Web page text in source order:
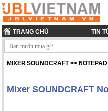
TRANG CHỦ TIN
MIXER SOUNDCRAFT>>
Mixer SOUNDCRAFT